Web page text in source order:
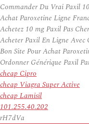
Commander Du Vrai Paxil
Achat Paroxetine Ligne
Achetez 10 mg Paxil Pas
Acheter Paxil En Ligne Avec
Bon Site Pour Achat
Ordonner Générique Paxil
cheap Cipro
cheap Viagra Super Active
cheap Lamisil
101.255.40.202
rH7dVa